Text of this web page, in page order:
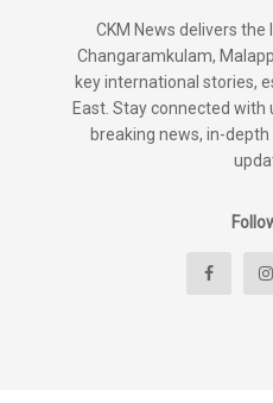
CKM News delivers
Changaramkulam,
key international stories,
East. Stay connected
breaking news, in-